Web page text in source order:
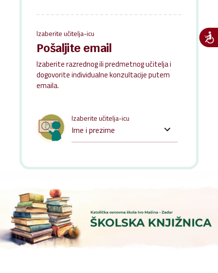
Izaberite učitelja-icu
Pošaljite email
Izaberite razrednog ili predmetnog učitelja i
dogovorite individualne konzultacije putem
emaila.
Izaberite učitelja-icu